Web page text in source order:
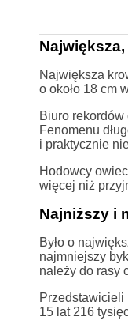
Największa
o około 18 cm
Biuro
Fenomenu
i praktycznie
Hodowcy
więcej niż
Najniższy i
Było o
najmniejszy
należy do rasy
Przedstawicieli
15 lat 216